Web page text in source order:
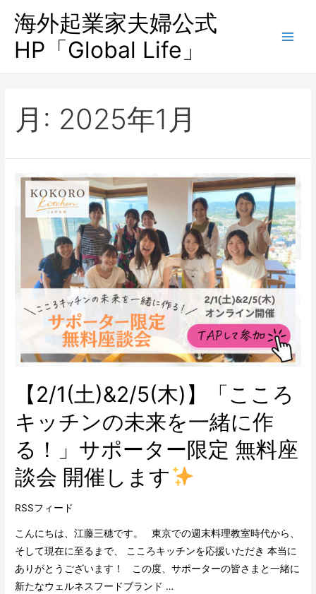
海外起業家夫婦公式
HP「Global Life」
月: 2025年1月
【2/1(土)&2/5(木)】「こころ
キッチンの未来を一緒に作
る！」サポーター限定 無料座
談会 開催します
RSSフィード
こんにちは、江藤三穂です。 東京での週末料理教室時代から、
そして現在に至るまで、 こころキッチンを応援いただき 本当に
ありがとうございます！ この度、サポーターの皆さまと一緒に
新たなウェルネスフードブランド …